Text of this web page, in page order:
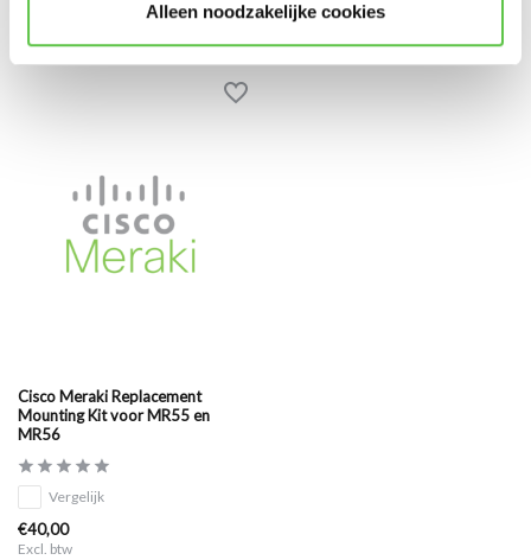
Alleen noodzakelijke cookies
Cisco Meraki Replacement
Mounting Kit voor MR55 en
MR56
Vergelijk
€40,00
Excl. btw